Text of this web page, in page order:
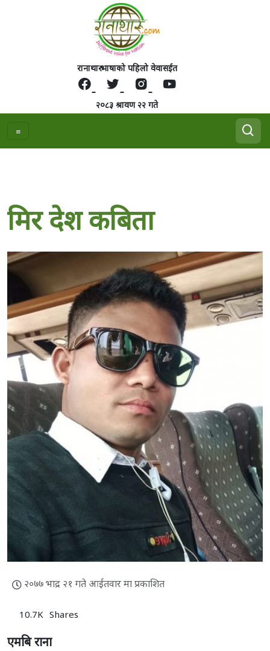
रानाथारु भाषाको पहिलो वेवासईत
२०८३ श्रावण २२ गते
मिर देश कबिता
२०७७ भाद्र २१ गते आईतवार मा प्रकाशित
10.7K Shares
एमबि राना